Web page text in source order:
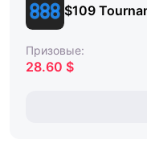
$109
Призовые:
28.60 $